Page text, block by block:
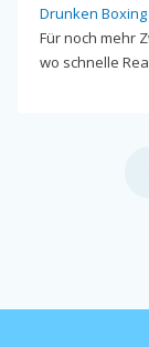
Drunken Boxing
Für noch mehr
wo schnelle